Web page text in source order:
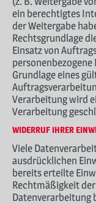
ein berechtigtes
der Weitergabe
Rechtsgrundlage
Einsatz von
Grundlage eines
Verarbeitung wird
Verarbeitung
WIDERRUF IHRER
Viele
ausdrücklichen
bereits erteilte
Rechtmäßigkeit
Datenverarbeitung